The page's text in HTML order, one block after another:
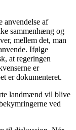
anvendelse af
sammenhæng og
mellem det, man
Ifølge
at regeringen
er
er dokumenteret.
landmænd vil blive
ved